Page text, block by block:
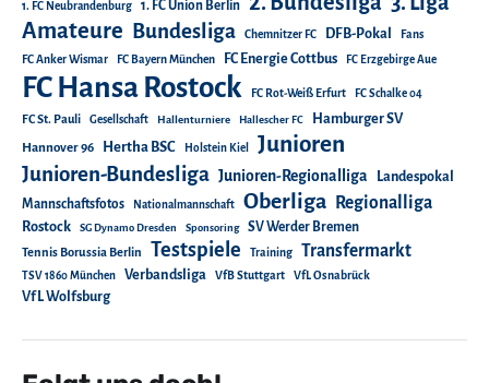
1. FC Neubrandenburg 1. FC Union Berlin
Amateure Bundesliga Chemnitzer FC DFB-Pokal Fans
FC Anker Wismar FC Bayern München FC Energie Cottbus FC Erzgebirge Aue
FC Hansa Rostock FC Rot-Weiß Erfurt FC Schalke 04
FC St. Pauli Gesellschaft Hallenturniere Hallescher FC Hamburger SV
Hannover 96 Hertha BSC Holstein Kiel Junioren
Junioren-Bundesliga Junioren-Regionalliga
Landespokal
Mannschaftsfotos
Nationalmannschaft Oberliga Regionalliga
Rostock SG Dynamo Dresden Sponsoring SV Werder Bremen
Tennis Borussia Berlin Testspiele Training Transfermarkt
TSV 1860 München Verbandsliga VfB Stuttgart VfL Osnabrück
VfL Wolfsburg